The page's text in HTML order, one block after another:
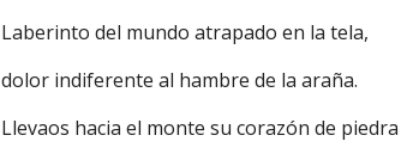
Laberinto del mundo atrapado en la tela,
dolor indiferente al hambre de la araña.
Llevaos hacia el monte su corazón de piedra